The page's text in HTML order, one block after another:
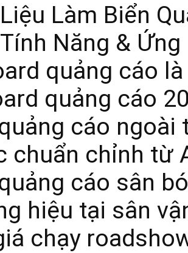
Làm Biển
Năng &
quảng cáo
quảng cáo
cáo
chuẩn chỉnh từ
cáo sân
hiệu tại sân
chạy